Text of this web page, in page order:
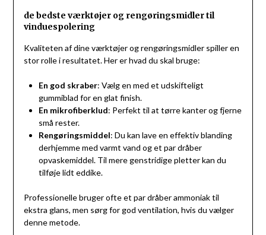
de bedste værktøjer og rengøringsmidler til
vinduespolering
Kvaliteten af dine værktøjer og rengøringsmidler spiller en
stor rolle i resultatet. Her er hvad du skal bruge:
En god skraber: Vælg en med et udskifteligt
gummiblad for en glat finish.
En mikrofiberklud: Perfekt til at tørre kanter og fjerne
små rester.
Rengøringsmiddel: Du kan lave en effektiv blanding
derhjemme med varmt vand og et par dråber
opvaskemiddel. Til mere genstridige pletter kan du
tilføje lidt eddike.
Professionelle bruger ofte et par dråber ammoniak til
ekstra glans, men sørg for god ventilation, hvis du vælger
denne metode.